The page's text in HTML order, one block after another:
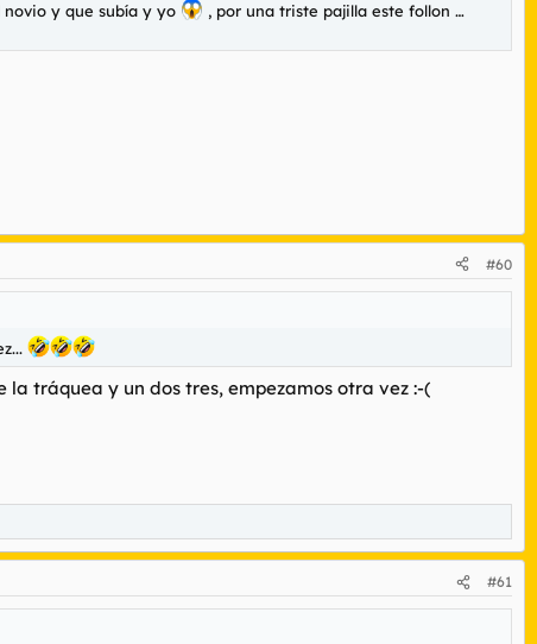
y que subía y yo
, por una triste pajilla este follon …
#60
tráquea y un dos tres, empezamos otra vez :-(
#61